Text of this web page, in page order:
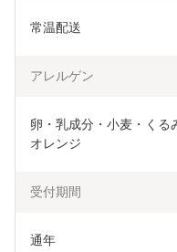
常温配送
アレルゲン
卵・乳成分・小麦・くる
オレンジ
受付期間
通年